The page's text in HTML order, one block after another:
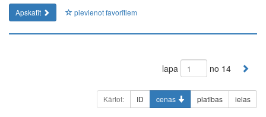
Apskatīt pievienot favorītiem
lapa no 14
Kārtot: ID cenas platības ielas